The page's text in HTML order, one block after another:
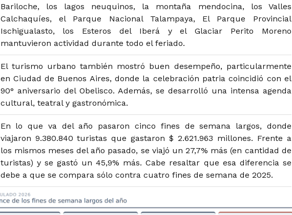
Bariloche, los lagos neuquinos, la montaña mendocina, los Valles
Calchaquíes, el Parque Nacional Talampaya, El Parque Provincial
Ischigualasto, los Esteros del Iberá y el Glaciar Perito Moreno
mantuvieron actividad durante todo el feriado.
El turismo urbano también mostró buen desempeño, particularmente
en Ciudad de Buenos Aires, donde la celebración patria coincidió con el
90° aniversario del Obelisco. Además, se desarrolló una intensa agenda
cultural, teatral y gastronómica.
En lo que va del año pasaron cinco fines de semana largos, donde
viajaron 9.380.840 turistas que gastaron $ 2.621.963 millones. Frente a
los mismos meses del año pasado, se viajó un 27,7% más (en cantidad de
turistas) y se gastó un 45,9% más. Cabe resaltar que esa diferencia se
debe a que se compara sólo contra cuatro fines de semana de 2025.